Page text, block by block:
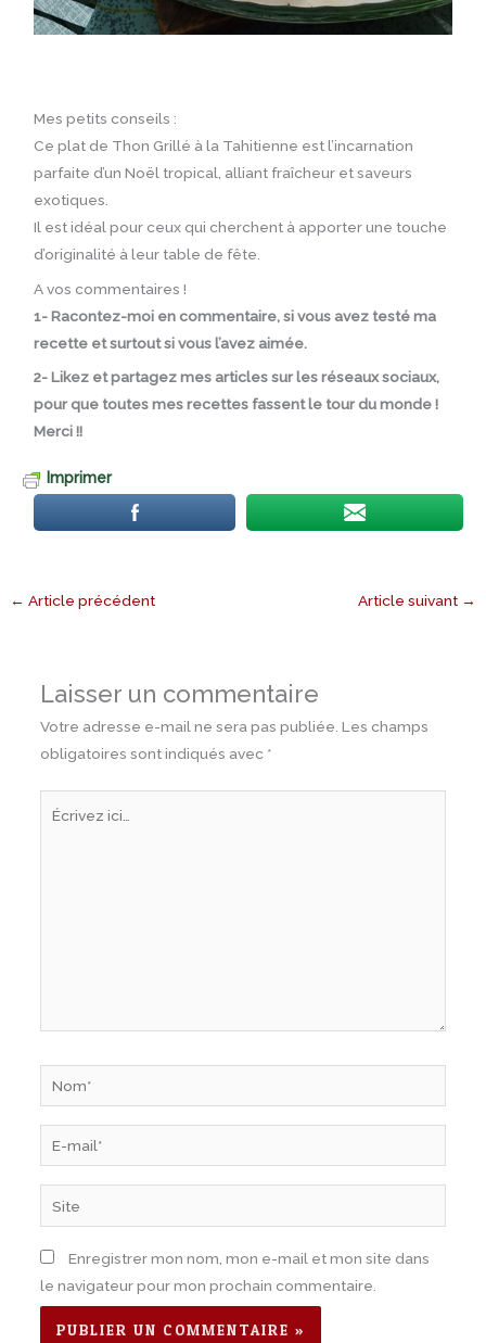
Mes petits conseils :
Ce plat de Thon Grillé à la Tahitienne est l’incarnation
parfaite d’un Noël tropical, alliant fraîcheur et saveurs
exotiques.
Il est idéal pour ceux qui cherchent à apporter une touche
d’originalité à leur table de fête.
A vos commentaires !
1- Racontez-moi en commentaire, si vous avez testé ma
recette et surtout si vous l’avez aimée.
2- Likez et partagez mes articles sur les réseaux sociaux,
pour que toutes mes recettes fassent le tour du monde !
Merci !!
Imprimer
← Article précédent Article suivant →
Laisser un commentaire
Votre adresse e-mail ne sera pas publiée. Les champs
obligatoires sont indiqués avec *
mail*
Site
Enregistrer mon nom, mon e-mail et mon site dans
le navigateur pour mon prochain commentaire.